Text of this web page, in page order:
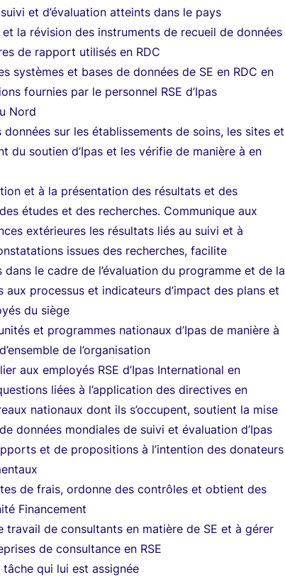
et d’évaluation atteints dans le pays
la révision des instruments de recueil de données
de rapport utilisés en RDC
systèmes et bases de données de SE en RDC en
fournies par le personnel RSE d’Ipas
Nord
sur les établissements de soins, les sites et
du soutien d’Ipas et les vérifie de manière à en
et à la présentation des résultats et des
études et des recherches. Communique aux
extérieures les résultats liés au suivi et à
issues des recherches, facilite
dans le cadre de l’évaluation du programme et de la
aux processus et indicateurs d’impact des plans et
du siège
et programmes nationaux d’Ipas de manière à
de l’organisation
aux employés RSE d’Ipas International en
liées à l’application des directives en
nationaux dont ils s’occupent, soutient la mise
données mondiales de suivi et évaluation d’Ipas
et de propositions à l’intention des donateurs
de frais, ordonne des contrôles et obtient des
Financement
travail de consultants en matière de SE et à gérer
de consultance en RSE
qui lui est assignée